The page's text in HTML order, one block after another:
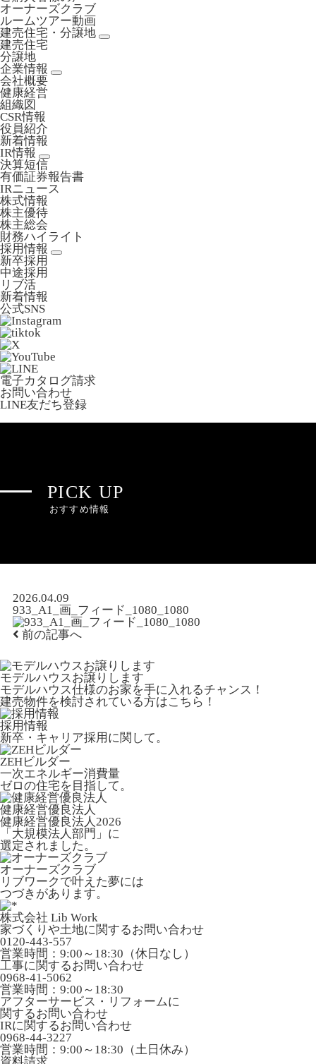
オーナーズクラブ
ルームツアー動画
建売住宅・分譲地
建売住宅
分譲地
企業情報
会社概要
健康経営
組織図
CSR情報
役員紹介
新着情報
IR情報
決算短信
有価証券報告書
IRニュース
株式情報
株主優待
株主総会
財務ハイライト
採用情報
新卒採用
中途採用
リブ活
新着情報
公式SNS
電子カタログ請求
お問い合わせ
LINE友だち登録
PICK UP
おすすめ情報
2026.04.09
933_A1_画_フィード_1080_1080
前の記事へ
モデルハウスお譲りします
モデルハウス仕様のお家を手に入れるチャンス！
建売物件を検討されている方はこちら！
採用情報
新卒・キャリア採用に関して。
ZEHビルダー
一次エネルギー消費量
ゼロの住宅を目指して。
健康経営優良法人
健康経営優良法人2026
「大規模法人部門」に
選定されました。
オーナーズクラブ
リブワークで叶えた夢には
つづきがあります。
株式会社 Lib Work
家づくりや土地に関するお問い合わせ
0120-443-557
営業時間：9:00～18:30（休日なし）
工事に関するお問い合わせ
0968-41-5062
営業時間：9:00～18:30
アフターサービス・リフォームに
関するお問い合わせ
IRに関するお問い合わせ
0968-44-3227
営業時間：9:00～18:30（土日休み）